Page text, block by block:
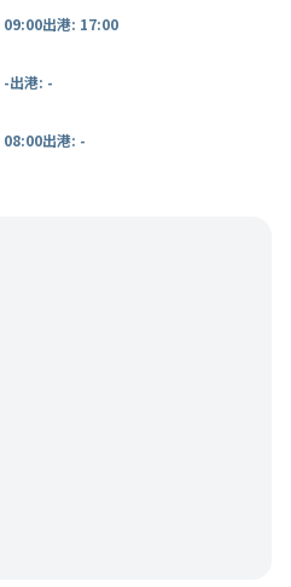
09:00出港: 17:00
-出港: -
08:00出港: -